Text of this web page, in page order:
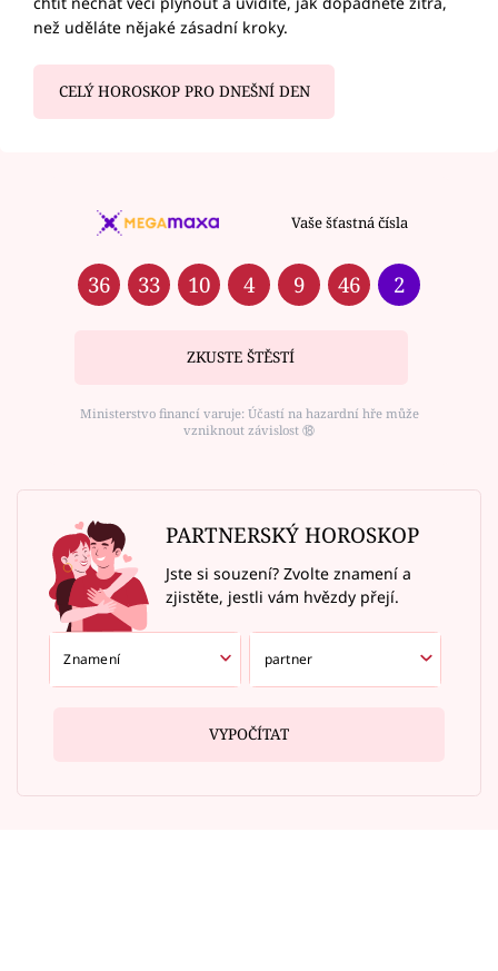
než uděláte nějaké zásadní kroky.
CELÝ HOROSKOP PRO DNEŠNÍ DEN
Vaše šťastná čísla
36 33 10 4 9 46 2
ZKUSTE ŠTĚSTÍ
Ministerstvo financí varuje: Účastí na hazardní hře může
vzniknout závislost ⑱
PARTNERSKÝ HOROSKOP
Jste si souzení? Zvolte znamení a
zjistěte, jestli vám hvězdy přejí.
VYPOČÍTAT